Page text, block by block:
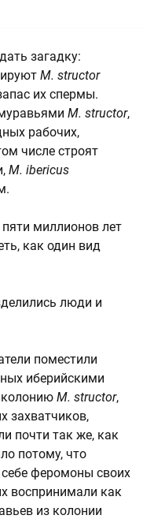
загадку:
M. structor
их спермы.
M. structor,
рабочих,
числе строят
M. ibericus
миллионов лет
как один вид
люди и
поместили
иберийскими
M. structor,
захватчиков,
почти так же, как
потому, что
феромоны своих
воспринимали как
из колонии